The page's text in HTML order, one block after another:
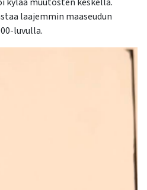
laajemmin maaseudun
luvulla.